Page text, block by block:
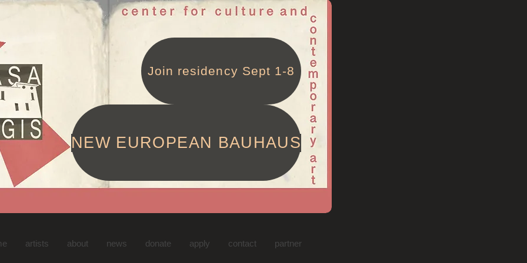
Join residency Sept 1-8
NEW EUROPEAN BAUHAUS
artists about news donate apply contact partner